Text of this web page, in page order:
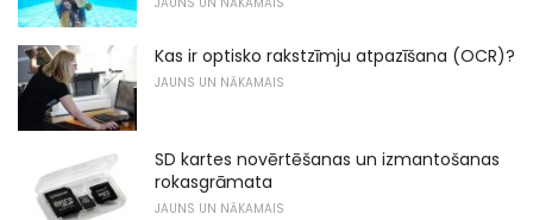
Kas ir optisko rakstzīmju atpazīšana (OCR)?
JAUNS UN NĀKAMAIS
SD kartes novērtēšanas un izmantošanas
rokasgrāmata
JAUNS UN NĀKAMAIS